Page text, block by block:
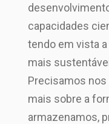
capacidades
tendo em vista
mais
Precisamos
mais sobre a
armazenamos,